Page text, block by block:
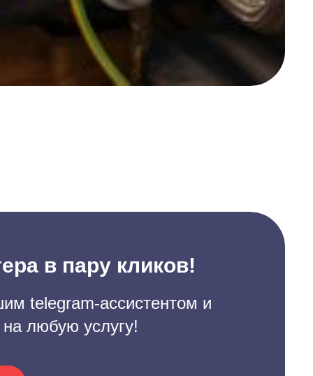
в пару кликов!
telegram-ассистентом и
на любую услугу!